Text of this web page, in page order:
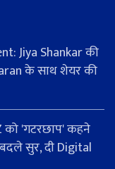
Jiya Shankar की
के साथ शेयर की
को 'गटरछाप' कहने
सुर, दी Digital